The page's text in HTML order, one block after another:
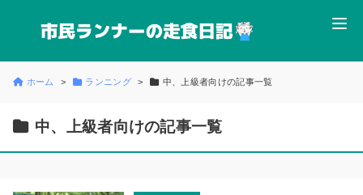
ホーム ランニング 中、上級者向けの記事一覧
中、上級者向けの記事一覧